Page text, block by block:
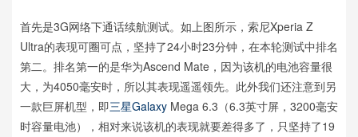
首先是3G网络下通话续航测试。如上图所示，索尼Xperia Z
Ultra的表现可圈可点，坚持了24小时23分钟，在本轮测试中排名
第二。排名第一的是华为Ascend Mate，因为该机的电池容量很
大，为4050毫安时，所以其表现遥遥领先。此外我们还注意到另
一款巨屏机型，即三星Galaxy Mega 6.3（6.3英寸屏，3200毫安
时容量电池），相对来说该机的表现就要差得多了，只坚持了19